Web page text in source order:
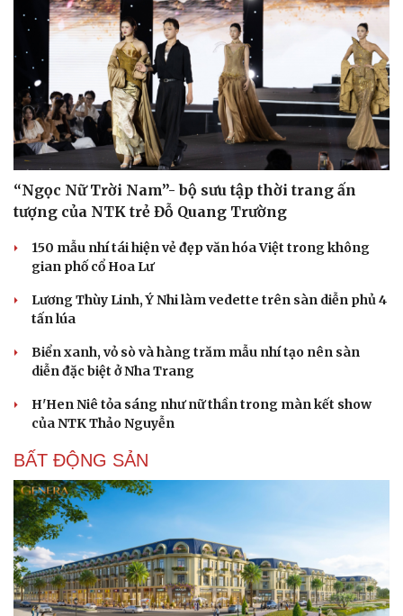
Sức khỏe
Dinh dưỡng - món ngon
Cây thuốc
Sản phụ khoa
Nhi khoa
Blog
Tình yêu - Gia đình
“Ngọc Nữ Trời Nam”- bộ sưu tập thời trang ấn
tượng của NTK trẻ Đỗ Quang Trường
150 mẫu nhí tái hiện vẻ đẹp văn hóa Việt trong không
gian phố cổ Hoa Lư
Lương Thùy Linh, Ý Nhi làm vedette trên sàn diễn phủ 4
tấn lúa
Biển xanh, vỏ sò và hàng trăm mẫu nhí tạo nên sàn
diễn đặc biệt ở Nha Trang
H'Hen Niê tỏa sáng như nữ thần trong màn kết show
của NTK Thảo Nguyễn
BẤT ĐỘNG SẢN